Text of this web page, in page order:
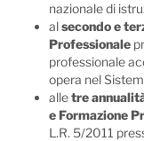
nazionale di
alsecondo e
Professionale
professionale
opera nel
alletre
e Formazione
L.R. 5/2011